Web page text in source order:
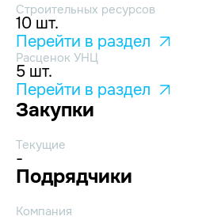
Строительных ресурсов
10 шт.
Перейти в раздел
Расценок УНЦ
5 шт.
Перейти в раздел
Закупки
Текущие
-
Подрядчики
Компания